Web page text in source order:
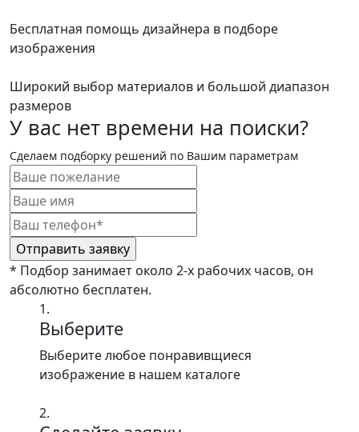
Бесплатная помощь дизайнера в подборе
изображения
Широкий выбор материалов и большой диапазон
размеров
У вас нет времени на поиски?
Сделаем подборку решений по Вашим параметрам
* Подбор занимает около 2-х рабочих часов, он
абсолютно бесплатен.
1.
Выберите
Выберите любое понравивщиеся
изображение в нашем каталоге
2.